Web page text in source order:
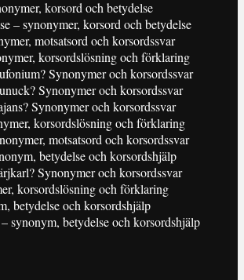
korsord och betydelse
– synonymer, korsord och betydelse
motsatsord och korsordssvar
korsordslösning och förklaring
Synonymer och korsordssvar
Synonymer och korsordssvar
Synonymer och korsordssvar
korsordslösning och förklaring
motsatsord och korsordssvar
betydelse och korsordshjälp
Synonymer och korsordssvar
korsordslösning och förklaring
betydelse och korsordshjälp
synonym, betydelse och korsordshjälp